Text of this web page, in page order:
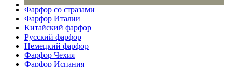
Фарфор со стразами
Фарфор Италии
Китайский фарфор
Русский фарфор
Немецкий фарфор
Фарфор Чехия
Фарфор Испания